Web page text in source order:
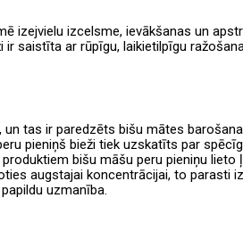
izejvielu izcelsme, ievākšanas un
saistīta ar rūpīgu, laikietilpīgu
tas ir paredzēts bišu mātes
pieniņš bieži tiek uzskatīts par
bišu māšu peru pieniņu lieto
augstajai koncentrācijai, to parasti
uzmanība.